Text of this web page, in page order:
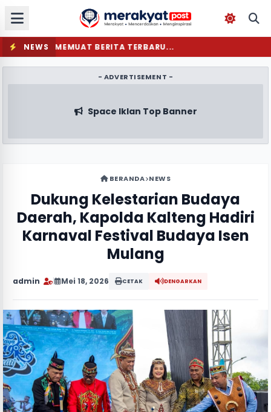
NEWS MEMUAT BERITA TERBARU...
- ADVERTISEMENT -
Space Iklan Top Banner
BERANDA NEWS
Dukung Kelestarian Budaya
Daerah, Kapolda Kalteng Hadiri
Karnaval Festival Budaya Isen
Mulang
admin Mei 18, 2026 CETAK DENGARKAN